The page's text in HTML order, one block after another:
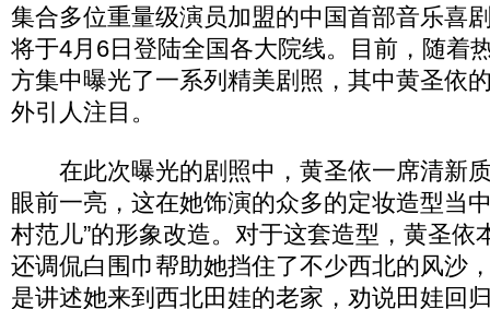
集合多位重量级演员加盟的中国首部音乐喜
将于4月6日登陆全国各大院线。目前，随着
方集中曝光了一系列精美剧照，其中黄圣依
外引人注目。
在此次曝光的剧照中，黄圣依一席清新
眼前一亮，这在她饰演的众多的定妆造型当
村范儿”的形象改造。对于这套造型，黄圣依
还调侃白围巾帮助她挡住了不少西北的风沙
是讲述她来到西北田娃的老家，劝说田娃回